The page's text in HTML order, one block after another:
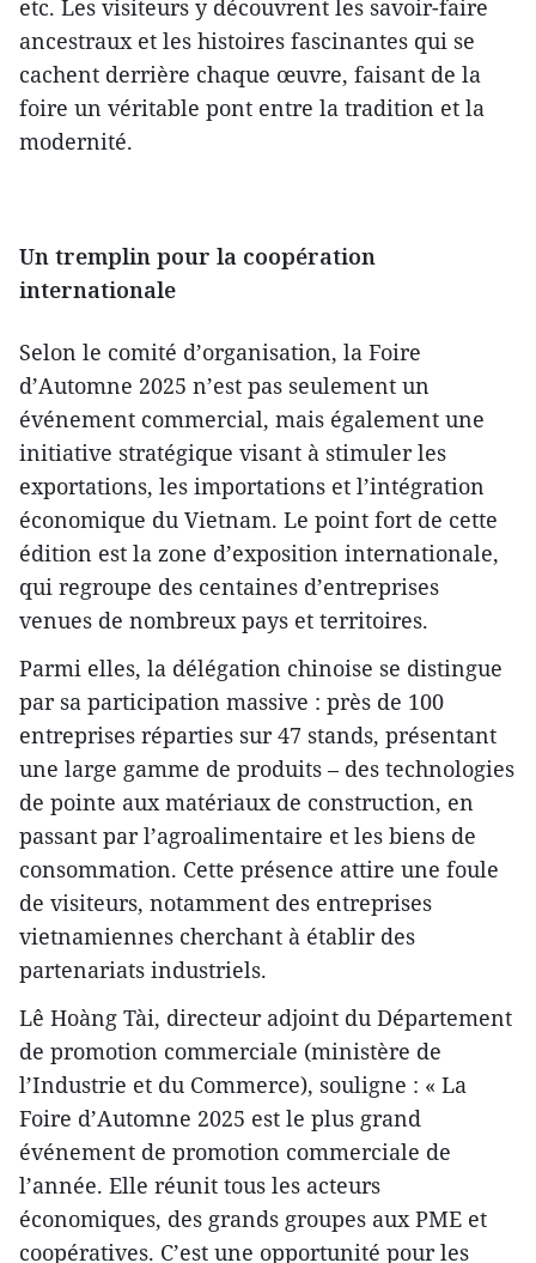
etc. Les visiteurs y découvrent les savoir-faire
ancestraux et les histoires fascinantes qui se
cachent derrière chaque œuvre, faisant de la
foire un véritable pont entre la tradition et la
modernité.
Un tremplin pour la coopération
internationale
Selon le comité d’organisation, la Foire
d’Automne 2025 n’est pas seulement un
événement commercial, mais également une
initiative stratégique visant à stimuler les
exportations, les importations et l’intégration
économique du Vietnam. Le point fort de cette
édition est la zone d’exposition internationale,
qui regroupe des centaines d’entreprises
venues de nombreux pays et territoires.
Parmi elles, la délégation chinoise se distingue
par sa participation massive : près de 100
entreprises réparties sur 47 stands, présentant
une large gamme de produits – des technologies
de pointe aux matériaux de construction, en
passant par l’agroalimentaire et les biens de
consommation. Cette présence attire une foule
de visiteurs, notamment des entreprises
vietnamiennes cherchant à établir des
partenariats industriels.
Lê Hoàng Tài, directeur adjoint du Département
de promotion commerciale (ministère de
l’Industrie et du Commerce), souligne : « La
Foire d’Automne 2025 est le plus grand
événement de promotion commerciale de
l’année. Elle réunit tous les acteurs
économiques, des grands groupes aux PME et
coopératives. C’est une opportunité pour les